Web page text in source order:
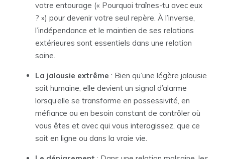
votre entourage (« Pourquoi traînes-tu avec eux
? ») pour devenir votre seul repère. À l’inverse,
l’indépendance et le maintien de ses relations
extérieures sont essentiels dans une relation
saine.
La jalousie extrême : Bien qu’une légère jalousie
soit humaine, elle devient un signal d’alarme
lorsqu’elle se transforme en possessivité, en
méfiance ou en besoin constant de contrôler où
vous êtes et avec qui vous interagissez, que ce
soit en ligne ou dans la vraie vie.